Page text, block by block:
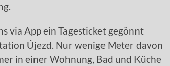
via App ein Tagesticket gegönnt
Újezd. Nur wenige Meter davon
in einer Wohnung, Bad und Küche